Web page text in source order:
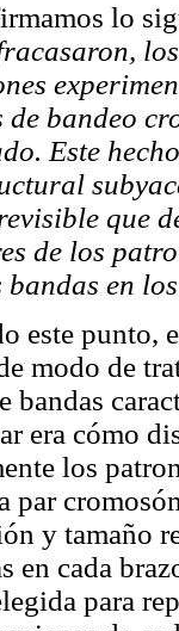
lo
bandeo
Este
que
de los
en
este punto,
modo de
bandas
era cómo
los
par
y tamaño
en cada
para